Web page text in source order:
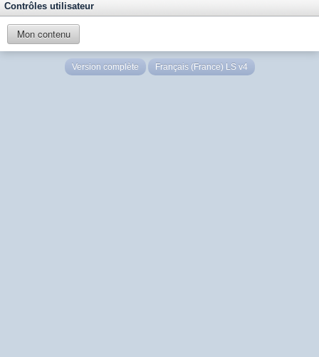
Contrôles utilisateur
Mon contenu
Version complète Français (France) LS v4